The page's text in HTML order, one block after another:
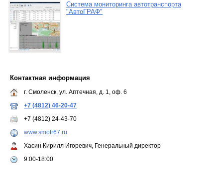
Система мониторинга автотранспорта
"АвтоГРАФ"
Контактная информация
г. Смоленск, ул. Аптечная, д. 1, оф. 6
+7 (4812) 46-20-47
+7 (4812) 24-43-70
www.smotr67.ru
Хасин Кирилл Игоревич, Генеральный директор
9:00-18:00